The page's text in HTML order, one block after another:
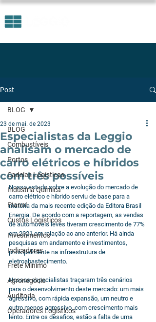
Post
BLOG
Combustíveis
Portos
Cadeias Logísticas
Indústria Química
Etanol
Custos Logísticos
Investimentos
Indicadores
Frete Mínimo
Agronegócio
Auditoria
Operadores Logísticos
BLOG
Especialistas da Leggio
analisam o mercado de
carro elétricos e híbridos
com três possíveis
23 de mai. de 2023
Nosso estudo sobre a evolução do mercado de
carro elétrico e híbrido serviu de base para a
matéria da mais recente edição da Editora Brasil
Energia. De acordo com a reportagem, as vendas
de automóveis leves tiveram crescimento de 77%
em 2021 em relação ao ano anterior. Há ainda
pesquisas em andamento e investimentos,
principalmente na infraestrutura de
eletroabastecimento.
Nossos especialistas traçaram três cenários
para o desenvolvimento deste mercado: um mais
agressivo, com rápida expansão, um neutro e
outro menos agressivo, com crescimento mais
lento. Entre os desafios, estão a falta de uma